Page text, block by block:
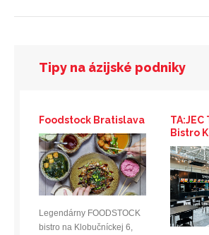
Tipy na ázijské podniky
Foodstock Bratislava
Legendárny FOODSTOCK
bistro na Klobučníckej 6,
Bistro